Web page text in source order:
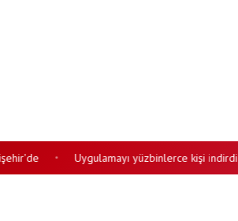
• Uygulamayı yüzbinlerce kişi indirdi